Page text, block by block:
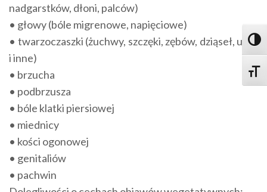
nadgarstków, dłoni, palców)
• głowy (bóle migrenowe, napięciowe)
• twarzoczaszki (żuchwy, szczęki, zębów, dziąseł, uszu
i inne)
• brzucha
• podbrzusza
• bóle klatki piersiowej
• miednicy
• kości ogonowej
• genitaliów
• pachwin